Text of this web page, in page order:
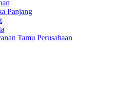
Panjang
Tamu Perusahaan